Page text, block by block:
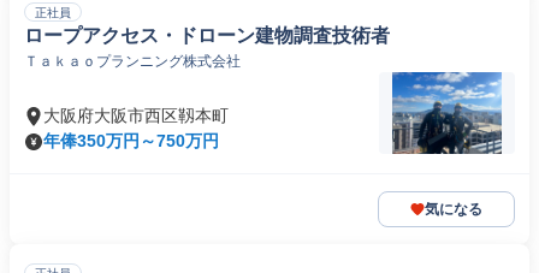
正社員
ロープアクセス・ドローン建物調査技術者
Ｔａｋａｏプランニング株式会社
大阪府大阪市西区靱本町
年俸350万円～750万円
気になる